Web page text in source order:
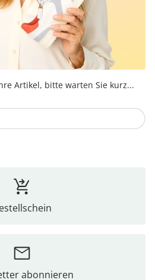
Artikel, bitte warten Sie kurz...
abonnieren